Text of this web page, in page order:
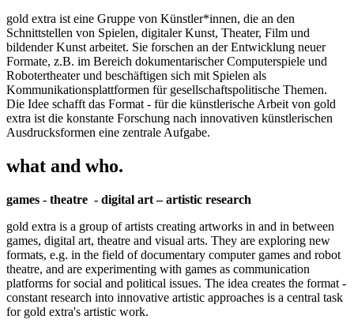
gold extra ist eine Gruppe von Künstler*innen, die an den
Schnittstellen von Spielen, digitaler Kunst, Theater, Film und
bildender Kunst arbeitet. Sie forschen an der Entwicklung neuer
Formate, z.B. im Bereich dokumentarischer Computerspiele und
Robotertheater und beschäftigen sich mit Spielen als
Kommunikationsplattformen für gesellschaftspolitische Themen.
Die Idee schafft das Format - für die künstlerische Arbeit von gold
extra ist die konstante Forschung nach innovativen künstlerischen
Ausdrucksformen eine zentrale Aufgabe.
what and who.
games - theatre - digital art – artistic research
gold extra is a group of artists creating artworks in and in between
games, digital art, theatre and visual arts. They are exploring new
formats, e.g. in the field of documentary computer games and robot
theatre, and are experimenting with games as communication
platforms for social and political issues. The idea creates the format -
constant research into innovative artistic approaches is a central task
for gold extra's artistic work.